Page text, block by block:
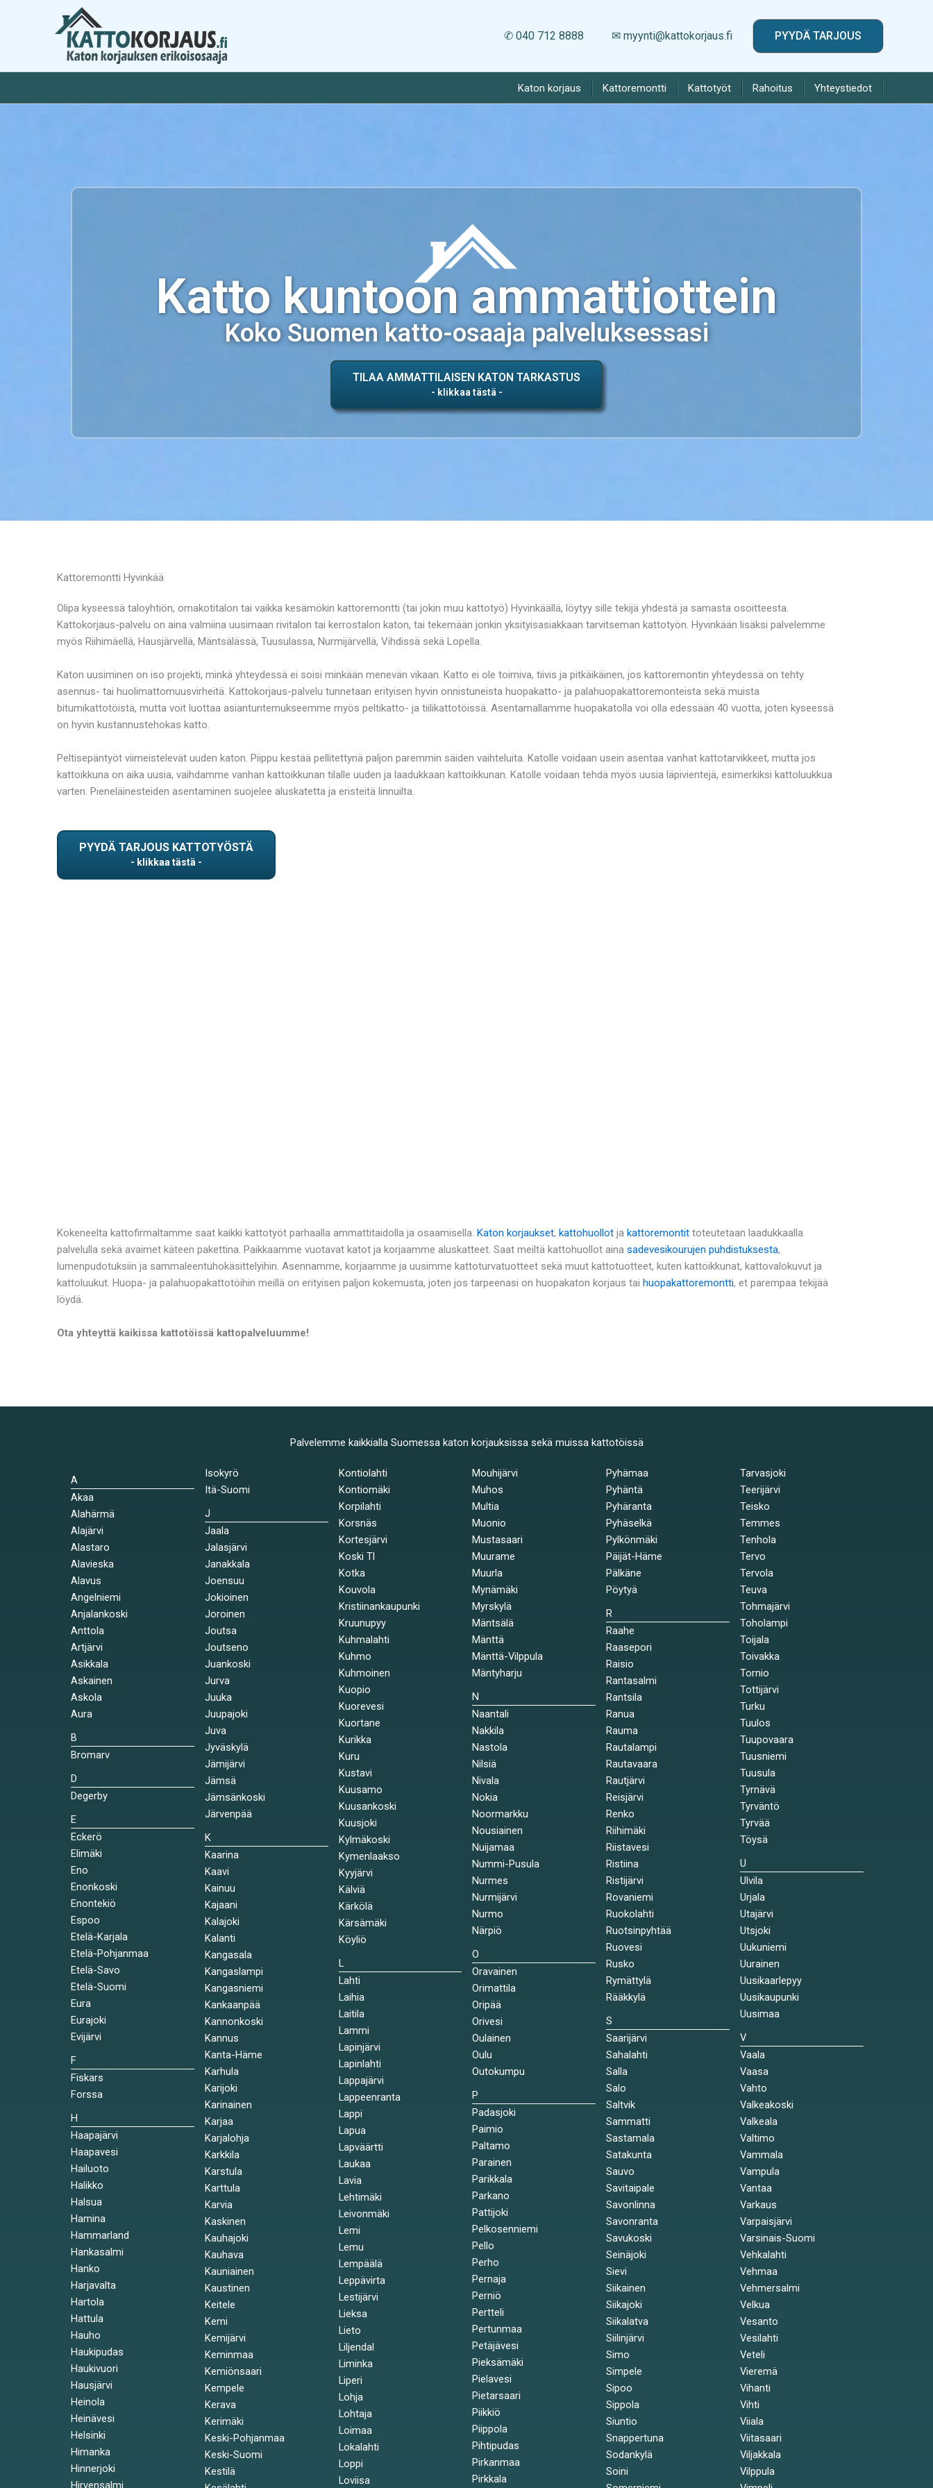
✆ 040 712 8888 ✉ myynti@kattokorjaus.fi PYYDÄ TARJOUS
Katon korjaus Kattoremontti Kattotyöt Rahoitus Yhteystiedot
Katto kuntoon ammattiottein
Koko Suomen katto-osaaja palveluksessasi
TILAA AMMATTILAISEN KATON TARKASTUS
Kattoremontti Hyvinkää
Olipa kyseessä taloyhtiön, omakotitalon tai vaikka kesämökin kattoremontti (tai jokin muu kattotyö) Hyvinkäällä, löytyy sille tekijä yhdestä ja samasta osoitteesta.
Kattokorjaus-palvelu on aina valmiina uusimaan rivitalon tai kerrostalon katon, tai tekemään jonkin yksityisasiakkaan tarvitseman kattotyön. Hyvinkään lisäksi palvelemme
myös Riihimäellä, Hausjärvellä, Mäntsälässä, Tuusulassa, Nurmijärvellä, Vihdissä sekä Lopella.
Katon uusiminen on iso projekti, minkä yhteydessä ei soisi minkään menevän vikaan. Katto ei ole toimiva, tiivis ja pitkäikäinen, jos kattoremontin yhteydessä on tehty
asennus- tai huolimattomuusvirheitä. Kattokorjaus-palvelu tunnetaan erityisen hyvin onnistuneista huopakatto- ja palahuopakattoremonteista sekä muista
bitumikattotöistä, mutta voit luottaa asiantuntemukseemme myös peltikatto- ja tiilikattotöissä. Asentamallamme huopakatolla voi olla edessään 40 vuotta, joten kyseessä
on hyvin kustannustehokas katto.
Peltisepäntyöt viimeistelevät uuden katon. Piippu kestää pellitettynä paljon paremmin säiden vaihteluita. Katolle voidaan usein asentaa vanhat kattotarvikkeet, mutta jos
kattoikkuna on aika uusia, vaihdamme vanhan kattoikkunan tilalle uuden ja laadukkaan kattoikkunan. Katolle voidaan tehdä myös uusia läpivientejä, esimerkiksi kattoluukkua
varten. Pieneläinesteiden asentaminen suojelee aluskatetta ja eristeitä linnuilta.
PYYDÄ TARJOUS KATTOTYÖSTÄ
Kokeneelta kattofirmaltamme saat kaikki kattotyöt parhaalla ammattitaidolla ja osaamisella. Katon korjaukset, kattohuollot ja kattoremontit toteutetaan laadukkaalla
palvelulla sekä avaimet käteen pakettina. Paikkaamme vuotavat katot ja korjaamme aluskatteet. Saat meiltä kattohuollot aina sadevesikourujen puhdistuksesta,
lumenpudotuksiin ja sammaleentuhokäsittelyihin. Asennamme, korjaamme ja uusimme kattoturvatuotteet sekä muut kattotuotteet, kuten kattoikkunat, kattovalokuvut ja
kattoluukut. Huopa- ja palahuopakattotöihin meillä on erityisen paljon kokemusta, joten jos tarpeenasi on huopakaton korjaus tai huopakattoremontti, et parempaa tekijää
löydä.
Ota yhteyttä kaikissa kattotöissä kattopalveluumme!
Palvelemme kaikkialla Suomessa katon korjauksissa sekä muissa kattotöissä
A
Akaa
Alahärmä
Alajärvi
Alastaro
Alavieska
Alavus
Angelniemi
Anjalankoski
Anttola
Artjärvi
Asikkala
Askainen
Askola
Aura
B
Bromarv
D
Degerby
E
Eckerö
Elimäki
Eno
Enonkoski
Enontekiö
Espoo
Etelä-Karjala
Etelä-Pohjanmaa
Etelä-Savo
Etelä-Suomi
Eura
Eurajoki
Evijärvi
F
Fiskars
Forssa
H
Haapajärvi
Haapavesi
Hailuoto
Halikko
Halsua
Hamina
Hammarland
Hankasalmi
Hanko
Harjavalta
Hartola
Hattula
Hauho
Haukipudas
Haukivuori
Hausjärvi
Heinola
Heinävesi
Helsinki
Himanka
Hinnerjoki
Hirvensalmi
Isokyrö
Itä-Suomi
J
Jaala
Jalasjärvi
Janakkala
Joensuu
Jokioinen
Joroinen
Joutsa
Joutseno
Juankoski
Jurva
Juuka
Juupajoki
Juva
Jyväskylä
Jämijärvi
Jämsä
Jämsänkoski
Järvenpää
K
Kaarina
Kaavi
Kainuu
Kajaani
Kalajoki
Kalanti
Kangasala
Kangaslampi
Kangasniemi
Kankaanpää
Kannonkoski
Kannus
Kanta-Häme
Karhula
Karijoki
Karinainen
Karjaa
Karjalohja
Karkkila
Karstula
Karttula
Karvia
Kaskinen
Kauhajoki
Kauhava
Kauniainen
Kaustinen
Keitele
Kemi
Kemijärvi
Keminmaa
Kemiönsaari
Kempele
Kerava
Kerimäki
Keski-Pohjanmaa
Keski-Suomi
Kestilä
Kontiolahti
Kontiomäki
Korpilahti
Korsnäs
Kortesjärvi
Koski Tl
Kotka
Kouvola
Kristiinankaupunki
Kruunupyy
Kuhmalahti
Kuhmo
Kuhmoinen
Kuopio
Kuorevesi
Kuortane
Kurikka
Kuru
Kustavi
Kuusamo
Kuusankoski
Kuusjoki
Kylmäkoski
Kymenlaakso
Kyyjärvi
Kälviä
Kärkölä
Kärsämäki
Köyliö
L
Lahti
Laihia
Laitila
Lammi
Lapinjärvi
Lapinlahti
Lappajärvi
Lappeenranta
Lappi
Lapua
Lapväärtti
Laukaa
Lavia
Lehtimäki
Leivonmäki
Lemi
Lemu
Lempäälä
Leppävirta
Lestijärvi
Lieksa
Lieto
Liljendal
Liminka
Liperi
Lohja
Lohtaja
Loimaa
Lokalahti
Loppi
Loviisa
Mouhijärvi
Muhos
Multia
Muonio
Mustasaari
Muurame
Muurla
Mynämäki
Myrskylä
Mäntsälä
Mänttä
Mänttä-Vilppula
Mäntyharju
N
Naantali
Nakkila
Nastola
Nilsiä
Nivala
Nokia
Noormarkku
Nousiainen
Nuijamaa
Nummi-Pusula
Nurmes
Nurmijärvi
Nurmo
Närpiö
O
Oravainen
Orimattila
Oripää
Orivesi
Oulainen
Oulu
Outokumpu
P
Padasjoki
Paimio
Paltamo
Parainen
Parikkala
Parkano
Pattijoki
Pelkosenniemi
Pello
Perho
Pernaja
Perniö
Pertteli
Pertunmaa
Petäjävesi
Pieksämäki
Pielavesi
Pietarsaari
Piikkiö
Piippola
Pihtipudas
Pirkanmaa
Pirkkala
Pyhämaa
Pyhäntä
Pyhäranta
Pyhäselkä
Pylkönmäki
Päijät-Häme
Pälkäne
Pöytyä
R
Raahe
Raasepori
Raisio
Rantasalmi
Rantsila
Ranua
Rauma
Rautalampi
Rautavaara
Rautjärvi
Reisjärvi
Renko
Riihimäki
Riistavesi
Ristiina
Ristijärvi
Rovaniemi
Ruokolahti
Ruotsinpyhtää
Ruovesi
Rusko
Rymättylä
Rääkkylä
S
Saarijärvi
Sahalahti
Salla
Salo
Saltvik
Sammatti
Sastamala
Satakunta
Sauvo
Savitaipale
Savonlinna
Savonranta
Savukoski
Seinäjoki
Sievi
Siikainen
Siikajoki
Siikalatva
Siilinjärvi
Simo
Simpele
Sipoo
Sippola
Siuntio
Snappertuna
Sodankylä
Soini
Tarvasjoki
Teerijärvi
Teisko
Temmes
Tenhola
Tervo
Tervola
Teuva
Tohmajärvi
Toholampi
Toijala
Toivakka
Tornio
Tottijärvi
Turku
Tuulos
Tuupovaara
Tuusniemi
Tuusula
Tyrnävä
Tyrväntö
Tyrvää
Töysä
U
Ulvila
Urjala
Utajärvi
Utsjoki
Uukuniemi
Uurainen
Uusikaarlepyy
Uusikaupunki
Uusimaa
V
Vaala
Vaasa
Vahto
Valkeakoski
Valkeala
Valtimo
Vammala
Vampula
Vantaa
Varkaus
Varpaisjärvi
Varsinais-Suomi
Vehkalahti
Vehmaa
Vehmersalmi
Velkua
Vesanto
Vesilahti
Veteli
Vieremä
Vihanti
Vihti
Viiala
Viitasaari
Viljakkala
Vilppula